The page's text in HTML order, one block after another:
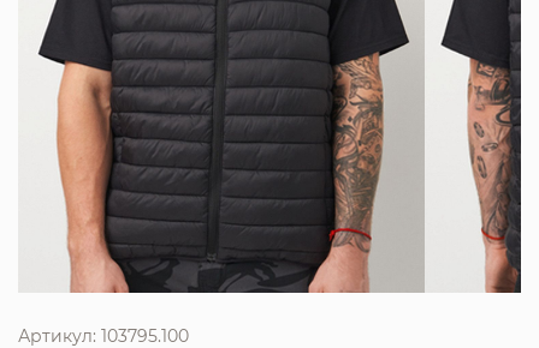
Артикул: 103795.100